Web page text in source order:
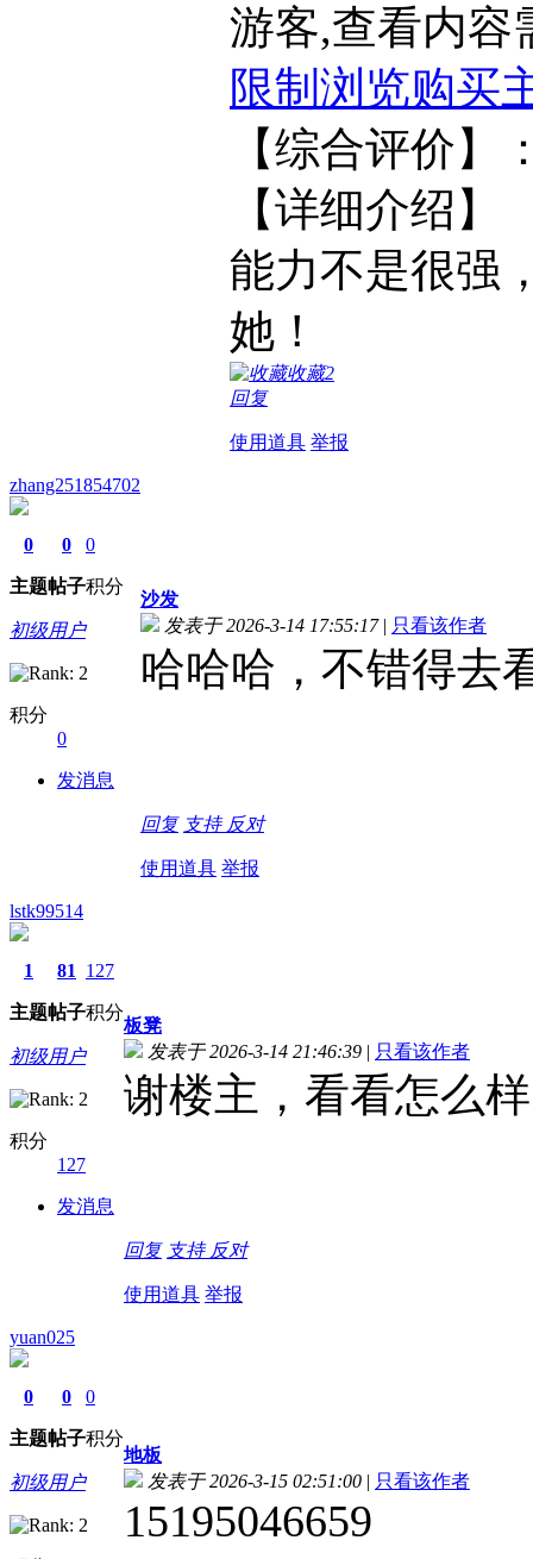
游客,查看内
限制浏览购买
【综
【详细介
能力不是很强
她！
收藏2
回复
使用道具 举报
zhang251854702
0
主题
0
帖子
0
积分
初级用户
积分
0
发消息
沙发
发表于 2026-3-14 17:55:17 | 只看该作者
哈哈哈，不错得去
回复 支持 反对
使用道具 举报
lstk99514
1
主题
81
帖子
127
积分
初级用户
积分
127
发消息
板凳
发表于 2026-3-14 21:46:39 | 只看该作者
谢楼主，看看怎么
回复 支持 反对
使用道具 举报
yuan025
0
主题
0
帖子
0
积分
初级用户
地板
发表于 2026-3-15 02:51:00 | 只看该作者
15195046659